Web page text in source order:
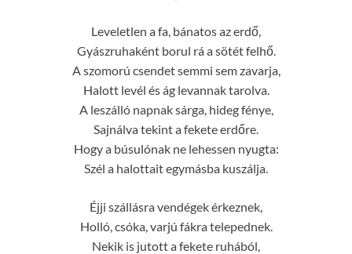
Leveletlen a fa, bánatos az erdő,
Gyászruhaként borul rá a sötét felhő.
A szomorú csendet semmi sem zavarja,
Halott levél és ág levannak tarolva.
A leszálló napnak sárga, hideg fénye,
Sajnálva tekint a fekete erdőre.
Hogy a búsulónak ne lehessen nyugta:
Szél a halottait egymásba kuszálja.
Éjji szállásra vendégek érkeznek,
Holló, csóka, varjú fákra telepednek.
Nekik is jutott a fekete ruhából,